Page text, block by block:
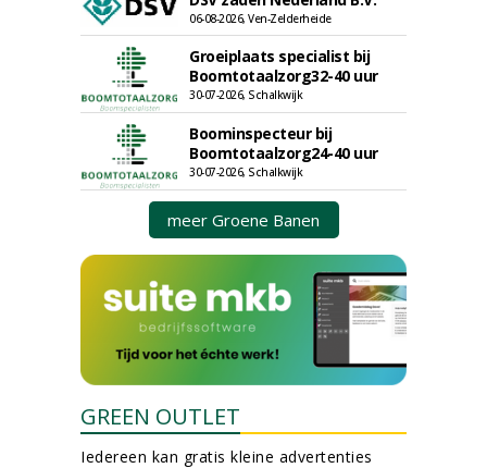
06-08-2026, Ven-Zelderheide
Groeiplaats specialist bij
Boomtotaalzorg32-40 uur
30-07-2026, Schalkwijk
Boominspecteur bij
Boomtotaalzorg24-40 uur
30-07-2026, Schalkwijk
meer Groene Banen
GREEN OUTLET
Iedereen kan gratis kleine advertenties